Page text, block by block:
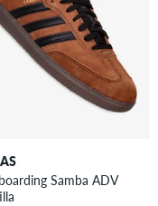
Samba ADV